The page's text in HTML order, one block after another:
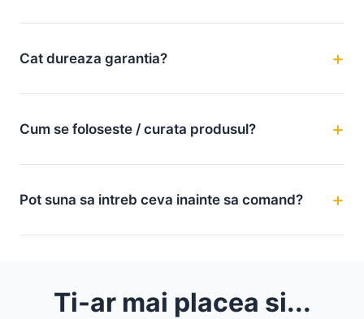
Cat dureaza garantia?
Cum se foloseste / curata produsul?
Pot suna sa intreb ceva inainte sa comand?
Ti-ar mai placea si...